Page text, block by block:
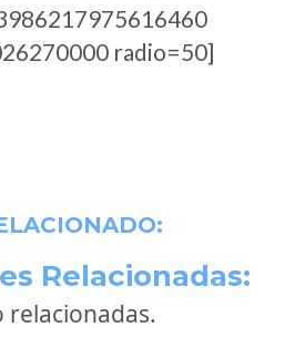
radio=50]
Relacionadas:
relacionadas.